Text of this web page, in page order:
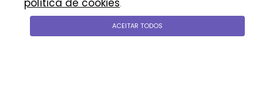
siga-nos
política de cookies.
ACEITAR TODOS